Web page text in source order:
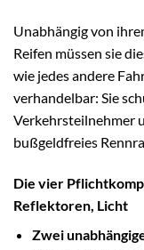
Unabhängig von
Reifen müssen sie
wie jedes andere
verhandelbar: Sie
Verkehrsteilnehmer
bußgeldfreies
Die vier
Reflektoren, Licht
Zwei